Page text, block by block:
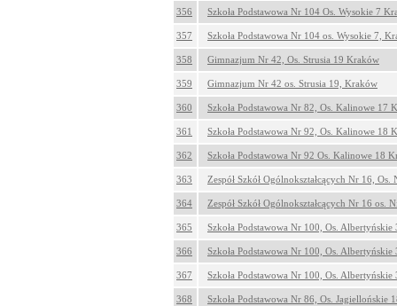
356 Szkoła Podstawowa Nr 104 Os. Wysokie 7
357 Szkoła Podstawowa Nr 104 os. Wysokie 7,
358 Gimnazjum Nr 42, Os. Strusia 19 Kraków
359 Gimnazjum Nr 42 os. Strusia 19, Kraków
360 Szkoła Podstawowa Nr 82, Os. Kalinowe 17
361 Szkoła Podstawowa Nr 92, Os. Kalinowe 18
362 Szkoła Podstawowa Nr 92 Os. Kalinowe 18
363 Zespół Szkół Ogólnokształcących Nr 16,
364 Zespół Szkół Ogólnokształcących Nr 16 os.
365 Szkoła Podstawowa Nr 100, Os.
366 Szkoła Podstawowa Nr 100, Os.
367 Szkoła Podstawowa Nr 100, Os.
368 Szkoła Podstawowa Nr 86, Os. Jagiellońskie